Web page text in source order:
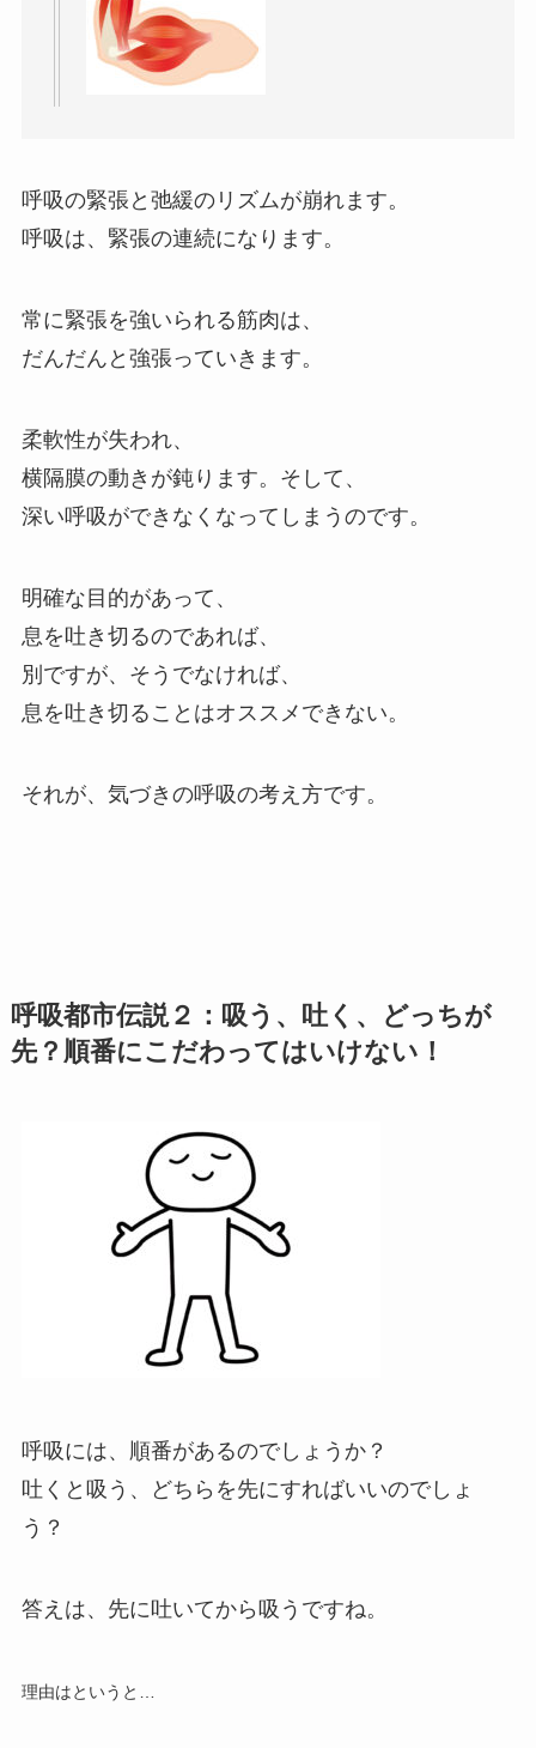
呼吸の緊張と弛緩のリズムが崩れます。
呼吸は、緊張の連続になります。
常に緊張を強いられる筋肉は、
だんだんと強張っていきます。
柔軟性が失われ、
横隔膜の動きが鈍ります。そして、
深い呼吸ができなくなってしまうのです。
明確な目的があって、
息を吐き切るのであれば、
別ですが、そうでなければ、
息を吐き切ることはオススメできない。
それが、気づきの呼吸の考え方です。
呼吸都市伝説２：吸う、吐く、どっちが
先？順番にこだわってはいけない！
呼吸には、順番があるのでしょうか？
吐くと吸う、どちらを先にすればいいのでしょ
う？
答えは、先に吐いてから吸うですね。
理由はというと…